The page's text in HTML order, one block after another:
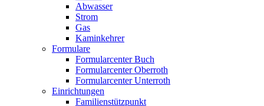
Abwasser
Strom
Gas
Kaminkehrer
Formulare
Formularcenter Buch
Formularcenter Oberroth
Formularcenter Unterroth
Einrichtungen
Familienstützpunkt